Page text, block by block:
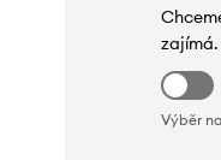
Výběr